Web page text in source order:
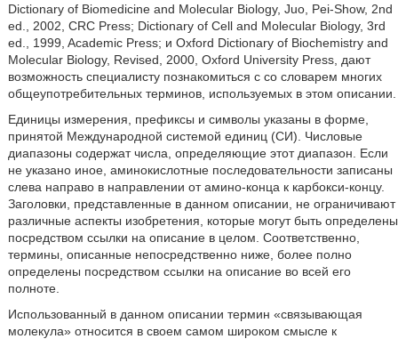
Dictionary of Biomedicine and Molecular Biology, Juo, Pei-Show, 2nd
ed., 2002, CRC Press; Dictionary of Cell and Molecular Biology, 3rd
ed., 1999, Academic Press; и Oxford Dictionary of Biochemistry and
Molecular Biology, Revised, 2000, Oxford University Press, дают
возможность специалисту познакомиться с со словарем многих
общеупотребительных терминов, используемых в этом описании.
Единицы измерения, префиксы и символы указаны в форме,
принятой Международной системой единиц (СИ). Числовые
диапазоны содержат числа, определяющие этот диапазон. Если
не указано иное, аминокислотные последовательности записаны
слева направо в направлении от амино-конца к карбокси-концу.
Заголовки, представленные в данном описании, не ограничивают
различные аспекты изобретения, которые могут быть определены
посредством ссылки на описание в целом. Соответственно,
термины, описанные непосредственно ниже, более полно
определены посредством ссылки на описание во всей его
полноте.
Использованный в данном описании термин «связывающая
молекула» относится в своем самом широком смысле к